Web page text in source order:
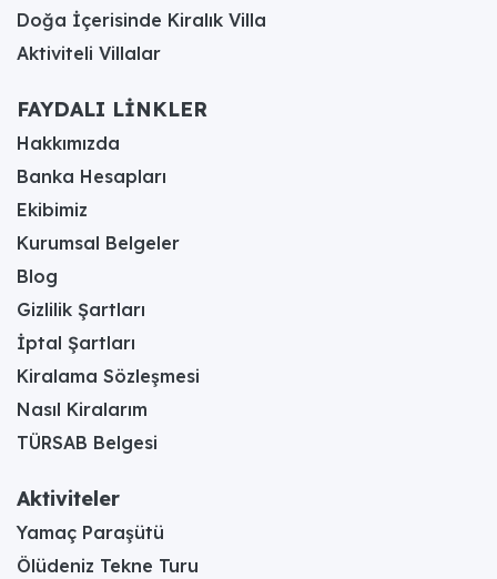
Doğa İçerisinde Kiralık Villa
Aktiviteli Villalar
FAYDALI LİNKLER
Hakkımızda
Banka Hesapları
Ekibimiz
Kurumsal Belgeler
Blog
Gizlilik Şartları
İptal Şartları
Kiralama Sözleşmesi
Nasıl Kiralarım
TÜRSAB Belgesi
Aktiviteler
Yamaç Paraşütü
Ölüdeniz Tekne Turu